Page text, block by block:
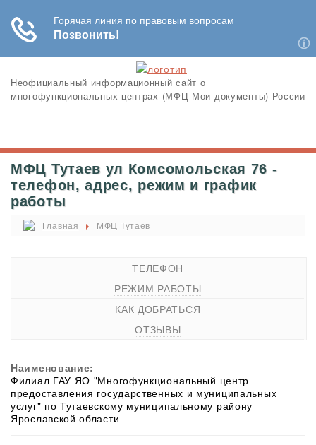
Неофициальный информационный сайт о
многофункциональных центрах (МФЦ Мои документы) России
МФЦ Тутаев ул Комсомольская 76 -
телефон, адрес, режим и график
работы
Главная МФЦ Тутаев
ТЕЛЕФОН
РЕЖИМ РАБОТЫ
КАК ДОБРАТЬСЯ
ОТЗЫВЫ
Наименование:
Филиал ГАУ ЯО "Многофункциональный центр
предоставления государственных и муниципальных
услуг" по Тутаевскому муниципальному району
Ярославской области